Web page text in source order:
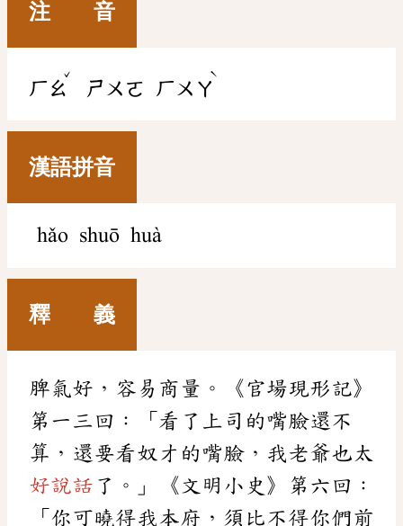
注 音
ㄏㄠ
ˇ
ㄕㄨㄛ ㄏㄨㄚ
ˋ
漢語拼音
hǎo shuō huà
釋 義
脾氣好，容易商量。《官場現形記》
第一三回：「看了上司的嘴臉還不
算，還要看奴才的嘴臉，我老爺也太
好說話 了。」《文明小史》第六回：
「你可曉得我本府，須比不得你們前